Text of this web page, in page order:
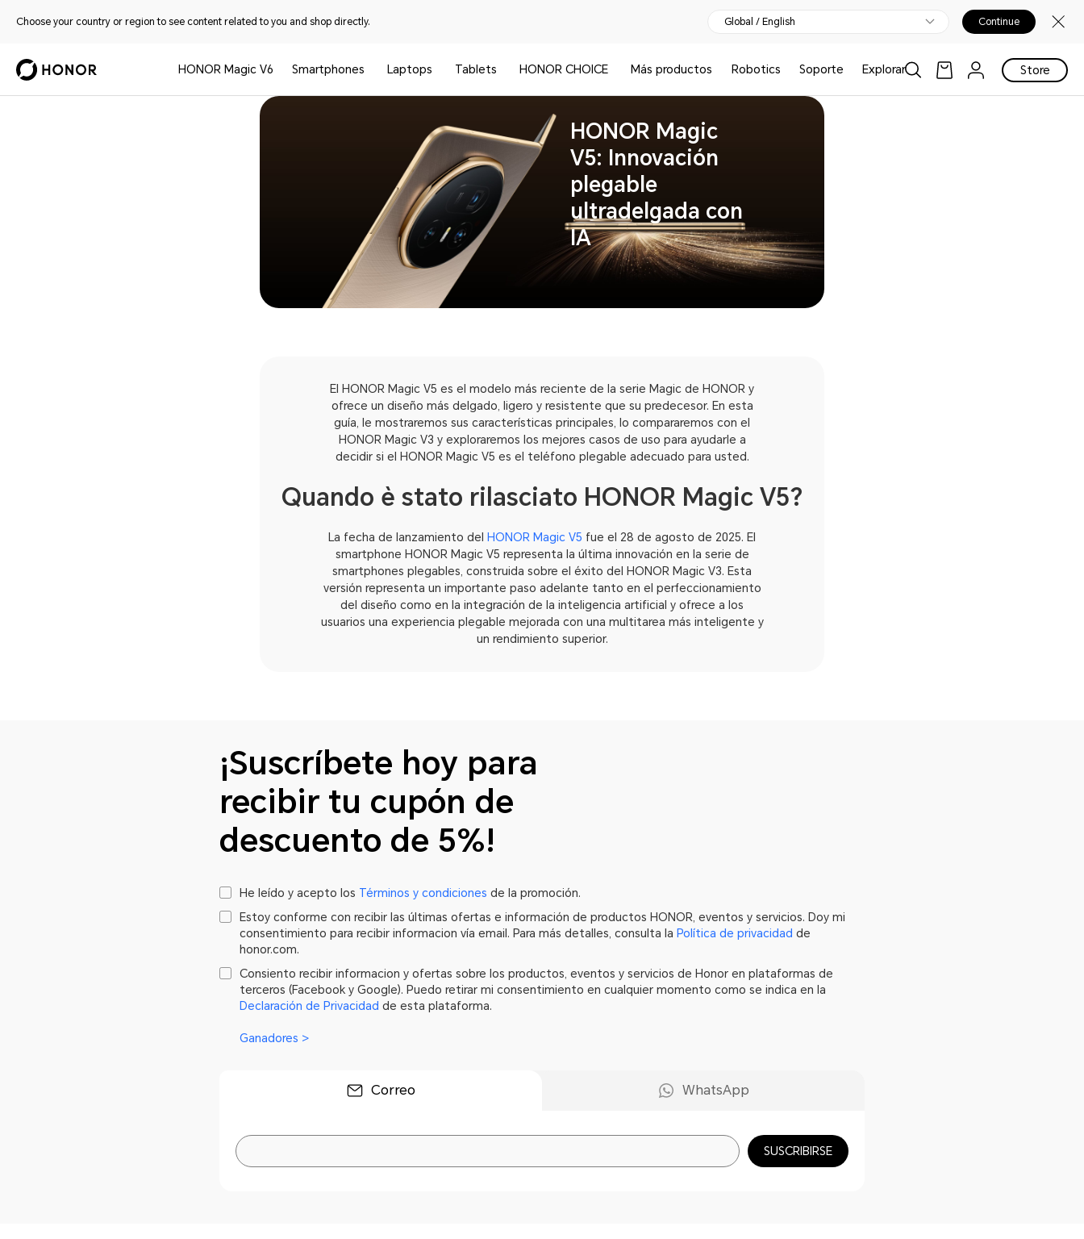
Choose your country or region to see content related to you and shop directly. Global / English Continue
HONOR Magic V6 Smartphones Laptops Tablets HONOR CHOICE Más productos Robotics Soporte Explorar Store
HONOR Magic
V5: Innovación
plegable
ultradelgada con
IA
El HONOR Magic V5 es el modelo más reciente de la serie Magic de HONOR y
ofrece un diseño más delgado, ligero y resistente que su predecesor. En esta
guía, le mostraremos sus características principales, lo compararemos con el
HONOR Magic V3 y exploraremos los mejores casos de uso para ayudarle a
decidir si el HONOR Magic V5 es el teléfono plegable adecuado para usted.
Quando è stato rilasciato HONOR Magic V5?
La fecha de lanzamiento del HONOR Magic V5 fue el 28 de agosto de 2025. El
smartphone HONOR Magic V5 representa la última innovación en la serie de
smartphones plegables, construida sobre el éxito del HONOR Magic V3. Esta
versión representa un importante paso adelante tanto en el perfeccionamiento
del diseño como en la integración de la inteligencia artificial y ofrece a los
usuarios una experiencia plegable mejorada con una multitarea más inteligente y
un rendimiento superior.
¡Suscríbete hoy para
recibir tu cupón de
descuento de 5%!
He leído y acepto los Términos y condiciones de la promoción.
Estoy conforme con recibir las últimas ofertas e información de productos HONOR, eventos y servicios. Doy mi
consentimiento para recibir informacion vía email. Para más detalles, consulta la Política de privacidad de
honor.com.
Consiento recibir informacion y ofertas sobre los productos, eventos y servicios de Honor en plataformas de
terceros (Facebook y Google). Puedo retirar mi consentimiento en cualquier momento como se indica en la
Declaración de Privacidad de esta plataforma.
Ganadores >
Correo WhatsApp
SUSCRIBIRSE